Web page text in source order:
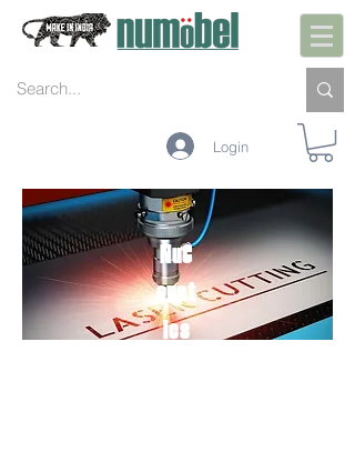
Login
NuC
oust
ics